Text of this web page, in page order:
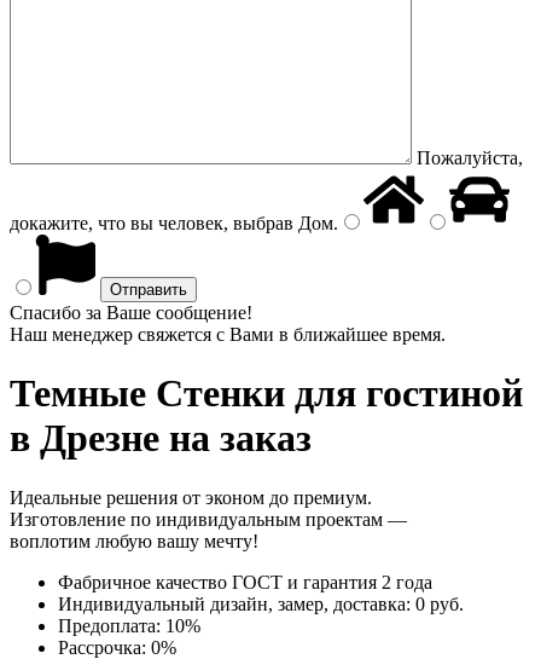
Пожалуйста,
докажите, что вы человек, выбрав Дом.
Спасибо за Ваше сообщение!
Наш менеджер свяжется с Вами в ближайшее время.
Темные Стенки для гостиной
в Дрезне на заказ
Идеальные решения от эконом до премиум.
Изготовление по индивидуальным проектам —
воплотим любую вашу мечту!
Фабричное качество ГОСТ и гарантия 2 года
Индивидуальный дизайн, замер, доставка: 0 руб.
Предоплата: 10%
Рассрочка: 0%